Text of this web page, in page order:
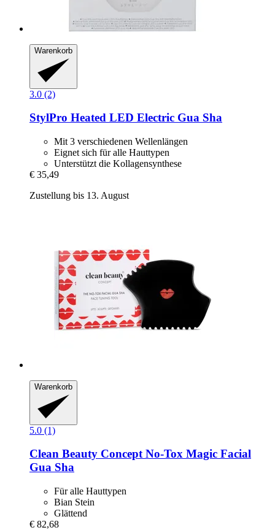
Warenkorb
3.0 (2)
StylPro Heated LED Electric Gua Sha
Mit 3 verschiedenen Wellenlängen
Eignet sich für alle Hauttypen
Unterstützt die Kollagensynthese
€ 35,49
Zustellung bis 13. August
Warenkorb
5.0 (1)
Clean Beauty ConceptNo-​Tox Magic Facial
Gua Sha
Für alle Hauttypen
Bian Stein
Glättend
€ 82,68